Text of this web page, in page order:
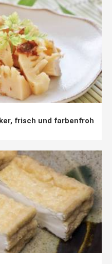
frisch und farbenfroh